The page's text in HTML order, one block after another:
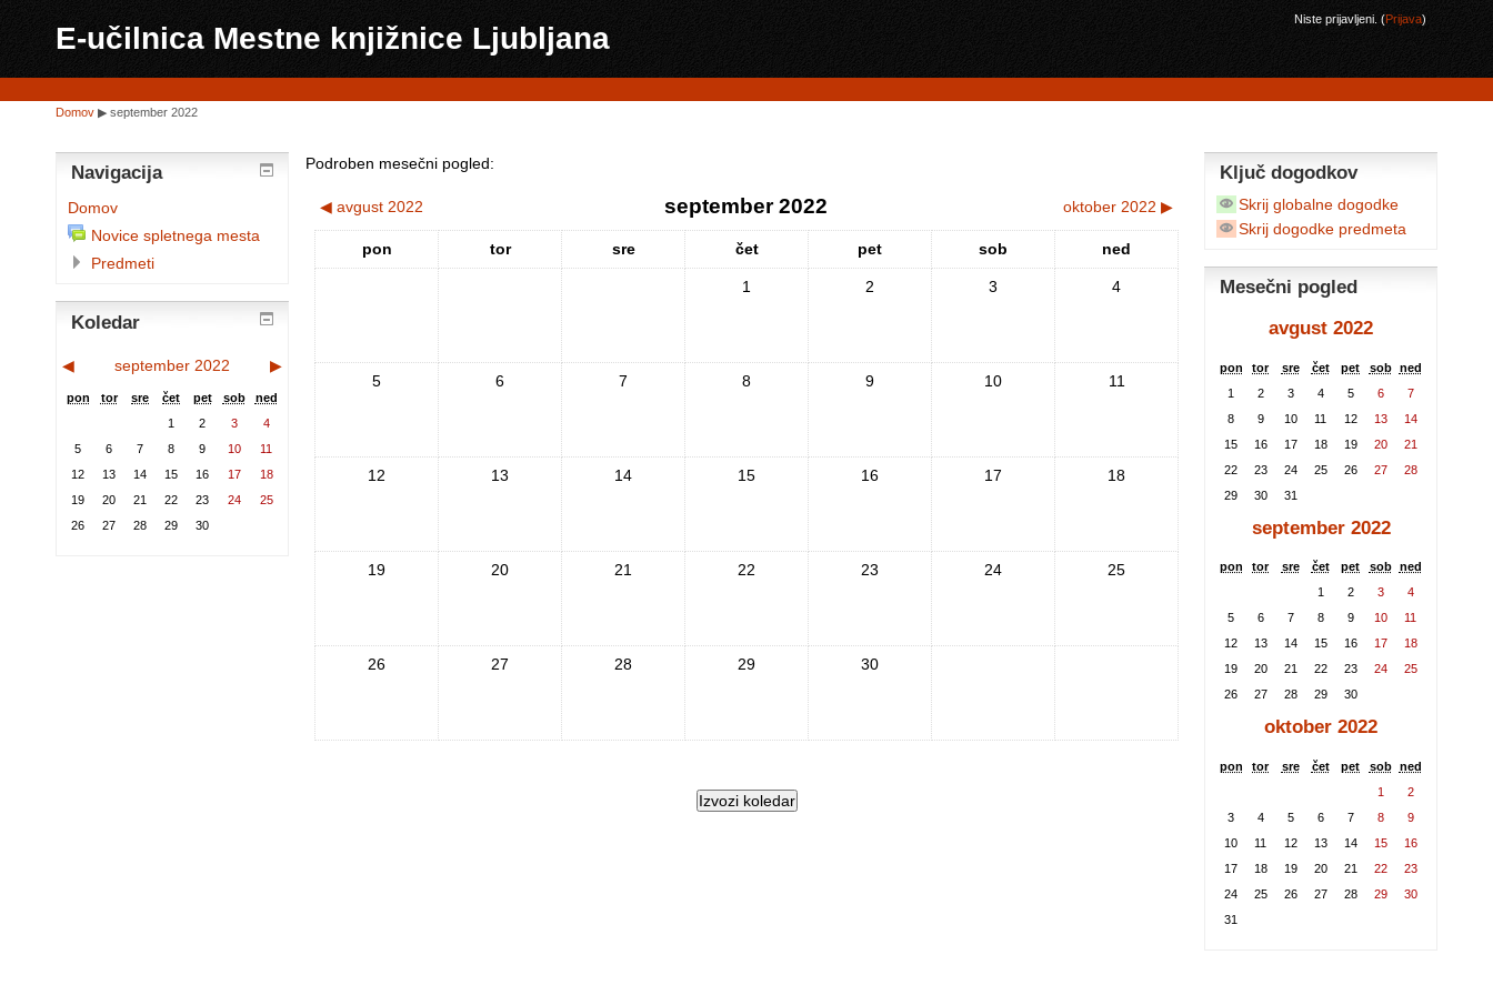
E-učilnica Mestne knjižnice Ljubljana
Niste prijavljeni. (Prijava)
Domov ▶ september 2022
Podroben mesečni pogled:
◀ avgust 2022 september 2022 oktober 2022 ▶
pon tor sre čet pet sob ned
1 2 3 4
5 6 7 8 9 10 11
12 13 14 15 16 17 18
19 20 21 22 23 24 25
26 27 28 29 30
Navigacija
Domov
Novice spletnega mesta
Predmeti
Koledar
◀ september 2022 ▶
pon tor sre čet pet sob
ned
1
2 3
4
5
6 7 8 9 10
11
12
13 14 15 16 17
18
19
20 21 22 23 24
25
26
27 28 29 30
Ključ dogodkov
Skrij globalne dogodke
Skrij dogodke predmeta
Mesečni pogled
avgust 2022
pon tor sre čet pet sob
ned
1
2 3 4 5 6
7
8
9 10 11 12 13
14
15
16 17 18 19 20
21
22
23 24 25 26 27
28
29
30 31
september 2022
pon tor sre čet pet sob
ned
1
2 3
4
5
6 7 8 9 10
11
12
13 14 15 16 17
18
19
20 21 22 23 24
25
26
27 28 29 30
oktober 2022
pon tor sre čet pet sob
ned
1
2
3
4 5 6 7 8
9
10
11 12 13 14 15
16
17
18 19 20 21 22
23
24
25 26 27 28 29
30
31